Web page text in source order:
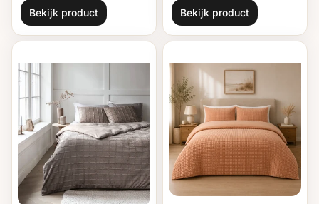
Bekijk product Bekijk product